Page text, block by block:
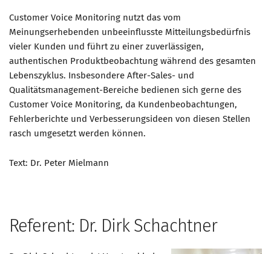
Customer Voice Monitoring nutzt das vom
Meinungserhebenden unbeeinflusste Mitteilungsbedürfnis
vieler Kunden und führt zu einer zuverlässigen,
authentischen Produktbeobachtung während des gesamten
Lebenszyklus. Insbesondere After-Sales- und
Qualitätsmanagement-Bereiche bedienen sich gerne des
Customer Voice Monitoring, da Kundenbeobachtungen,
Fehlerberichte und Verbesserungsideen von diesen Stellen
rasch umgesetzt werden können.
Text: Dr. Peter Mielmann
Referent: Dr. Dirk Schachtner